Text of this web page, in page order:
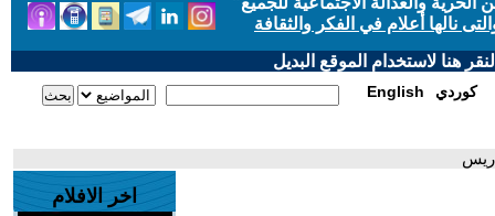
نالها أعلام في الفكر والثقافة
هنا لاستخدام الموقع البديل
English كوردي
اخر الافلام